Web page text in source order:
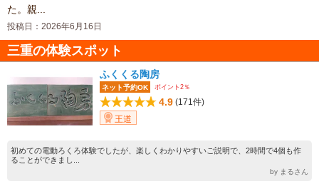
た。親...
投稿日：2026年6月16日
三重の体験スポット
ふくくる陶房
ネット予約OK ポイント2％
4.9 (171件)
王道
初めての電動ろくろ体験でしたが、楽しくわかりやすいご説明で、2時間で4個も作
ることができまし...
by まるさん